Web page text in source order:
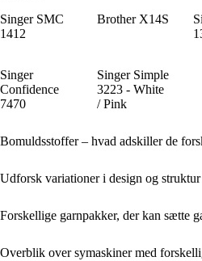
Singer SMC
1412
Brother X14S
Singer
Confidence
7470
Singer Simple
3223 - White
/ Pink
Bomuldsstoffer – hvad adskiller de
Udforsk variationer i design og
Forskellige garnpakker, der kan sætte
Overblik over symaskiner med